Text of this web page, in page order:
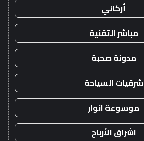
أركاني
مباشر التقنية
مدونة صحبة
شرقيات السياحة
موسوعة انوار
اشراق الأرباح